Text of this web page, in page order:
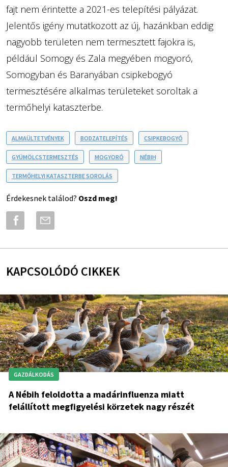
fajt nem érintette a 2021-es telepítési pályázat.
Jelentős igény mutatkozott az új, hazánkban eddig
nagyobb területen nem termesztett fajokra is,
például Somogy és Zala megyében mogyoró,
Somogyban és Baranyában csipkebogyó
termesztésére alkalmas területeket soroltak a
termőhelyi kataszterbe.
ALMAÜLTETVÉNYEK BODZATELEPÍTÉS CSIPKEBOGYÓ
GYÜMÖLCSTERMESZTÉS MOGYORÓ NÉBIH
TERMŐHELYI KATASZTERBE SOROLÁS
Érdekesnek találod? Oszd meg!
KAPCSOLÓDÓ CIKKEK
GAZDÁLKODÁS
A Nébih feloldotta a madárinfluenza miatt
felállított megfigyelési körzetek nagy részét